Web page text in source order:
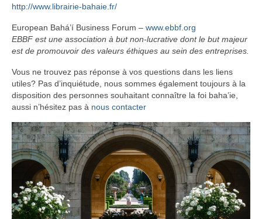
http://www.librairie-bahaie.fr/
European Bahá’í Business Forum – www.ebbf.org
EBBF est une association à but non-lucrative dont le but majeur
est de promouvoir des valeurs éthiques au sein des entreprises.
Vous ne trouvez pas réponse à vos questions dans les liens
utiles? Pas d’inquiétude, nous sommes également toujours à la
disposition des personnes souhaitant connaître la foi baha’ie,
aussi n’hésitez pas à nous contacter